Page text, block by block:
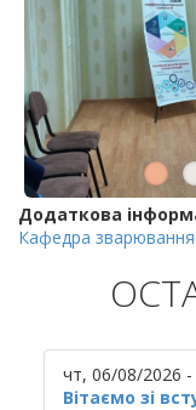
Додаткова
Кафедра зварювання
чт, 06/08/2026 -
Вітаємо зі